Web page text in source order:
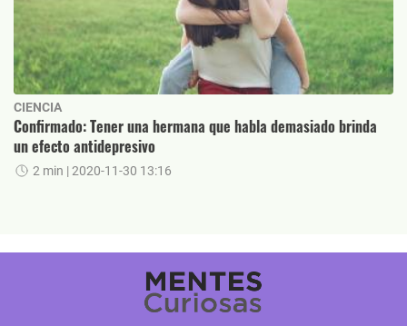
CIENCIA
Confirmado: Tener una hermana que habla demasiado brinda
un efecto antidepresivo
2 min | 2020-11-30 13:16